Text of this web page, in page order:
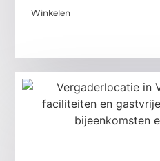
Winkelen